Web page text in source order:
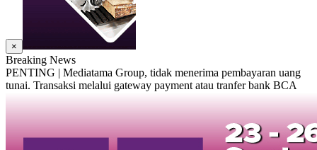
×
Breaking News
PENTING | Mediatama Group, tidak menerima pembayaran uang
tunai. Transaksi melalui gateway payment atau tranfer bank BCA